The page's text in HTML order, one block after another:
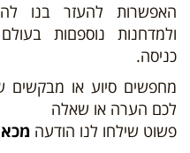
האפשרות להעזר בנו
ולמדחנות נוספםות
כניסה.
מחפשים סיוע או מבקשים
לכם הערה או שאלה
פשוט שילחו לנו הודעה